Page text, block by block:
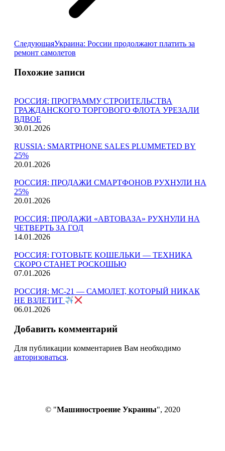
СледующаяСледующая
запись:
Украина: России продолжают платить за
ремонт самолетов
Похожие записи
РОССИЯ: ПРОГРАММУ СТРОИТЕЛЬСТВА
ГРАЖДАНСКОГО ТОРГОВОГО ФЛОТА УРЕЗАЛИ
ВДВОЕ
30.01.2026
RUSSIA: SMARTPHONE SALES PLUMMETED BY
25%
20.01.2026
РОССИЯ: ПРОДАЖИ СМАРТФОНОВ РУХНУЛИ НА
25%
20.01.2026
РОССИЯ: ПРОДАЖИ «АВТОВАЗА» РУХНУЛИ НА
ЧЕТВЕРТЬ ЗА ГОД
14.01.2026
РОССИЯ: ГОТОВЬТЕ КОШЕЛЬКИ — ТЕХНИКА
СКОРО СТАНЕТ РОСКОШЬЮ
07.01.2026
РОССИЯ: МС-21 — САМОЛЕТ, КОТОРЫЙ НИКАК
НЕ ВЗЛЕТИТ
06.01.2026
Добавить комментарий
Для публикации комментариев Вам необходимо
авторизоваться.
© "Машиностроение Украины", 2020